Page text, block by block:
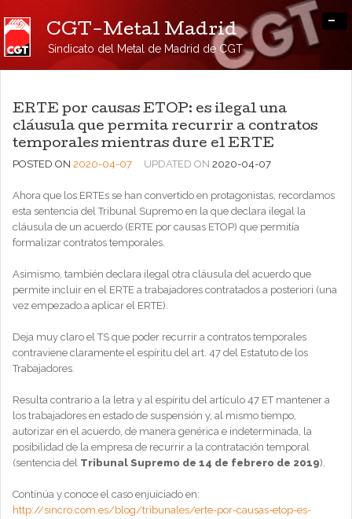
CGT-Metal Madrid
Sindicato del Metal de Madrid de CGT
-
ERTE por causas ETOP: es ilegal una
cláusula que permita recurrir a contratos
temporales mientras dure el ERTE
POSTED ON 2020-04-07 UPDATED ON 2020-04-07
Ahora que los ERTEs se han convertido en protagonistas, recordamos
esta sentencia del Tribunal Supremo en la que declara ilegal la
cláusula de un acuerdo (ERTE por causas ETOP) que permitía
formalizar contratos temporales.
Asimismo, también declara ilegal otra cláusula del acuerdo que
permite incluir en el ERTE a trabajadores contratados a posteriori (una
vez empezado a aplicar el ERTE).
Deja muy claro el TS que poder recurrir a contratos temporales
contraviene claramente el espíritu del art. 47 del Estatuto de los
Trabajadores.
Resulta contrario a la letra y al espíritu del artículo 47 ET mantener a
los trabajadores en estado de suspensión y, al mismo tiempo,
autorizar en el acuerdo, de manera genérica e indeterminada, la
posibilidad de la empresa de recurrir a la contratación temporal
(sentencia del Tribunal Supremo de 14 de febrero de 2019).
Continúa y conoce el caso enjuiciado en:
http://sincro.com.es/blog/tribunales/erte-por-causas-etop-es-